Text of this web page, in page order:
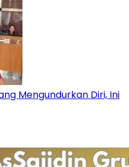
Mengundurkan Diri, Ini